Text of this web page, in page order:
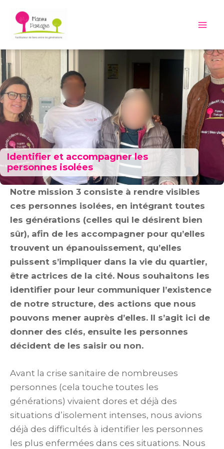
contenu
Identifier et accompagner les
personnes isolées
Notre mission 3 consiste à rendre visibles
ces personnes isolées, en intégrant toutes
les générations (celles qui le désirent bien
sûr), afin de les accompagner pour qu’elles
trouvent un épanouissement, qu’elles
puissent s’impliquer dans la vie du quartier,
être actrices de la cité. Nous souhaitons les
identifier pour leur communiquer l’existence
de notre structure, des actions que nous
pouvons mener auprès d’elles. Il s’agit ici de
donner des clés, ensuite les personnes
décident de les saisir ou non.
Avant la crise sanitaire de nombreuses
personnes (cela touche toutes les
générations) vivaient dores et déjà des
situations d’isolement intenses, nous avions
déjà des difficultés à identifier les personnes
les plus enfermées dans ces situations. Nous